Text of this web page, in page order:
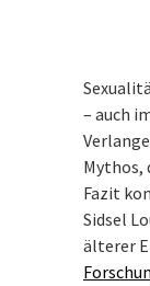
– auch
Mythos,
Fazit
Sidsel
älterer